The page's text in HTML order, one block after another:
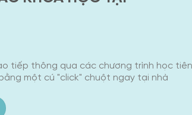
tiếp thông qua các chương trình học
một cú "click" chuột ngay tại nhà